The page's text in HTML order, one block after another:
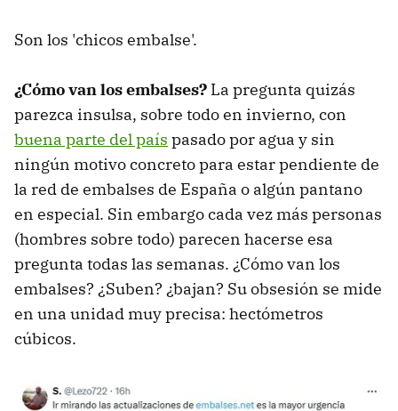
Son los 'chicos embalse'.
¿Cómo van los embalses? La pregunta quizás
parezca insulsa, sobre todo en invierno, con
buena parte del país pasado por agua y sin
ningún motivo concreto para estar pendiente de
la red de embalses de España o algún pantano
en especial. Sin embargo cada vez más personas
(hombres sobre todo) parecen hacerse esa
pregunta todas las semanas. ¿Cómo van los
embalses? ¿Suben? ¿bajan? Su obsesión se mide
en una unidad muy precisa: hectómetros
cúbicos.